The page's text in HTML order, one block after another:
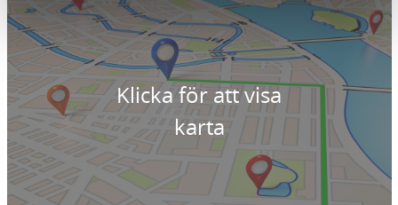
Klicka för att visa
karta